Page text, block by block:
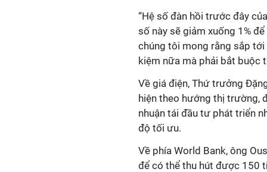
“Hệ số đàn hồi trước đây
số này sẽ giảm xuống 1%
chúng tôi mong rằng sắp
kiệm nữa mà phải bắt buộc
Về giá điện, Thứ trưởng
hiện theo hướng thị trường,
nhuận tái đầu tư phát triển
độ tối ưu.
Về phía World Bank, ông
để có thể thu hút được 150